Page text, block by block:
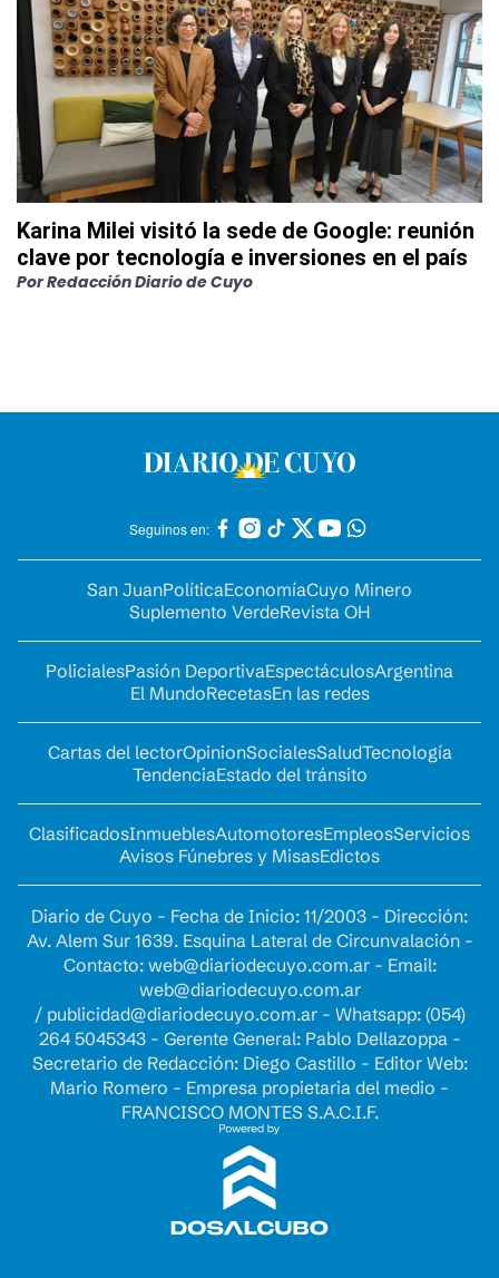
Karina Milei visitó la sede de Google: reunión
clave por tecnología e inversiones en el país
PorRedacción Diario de Cuyo
Seguinos en:
San JuanPolíticaEconomíaCuyo Minero
Suplemento VerdeRevista OH
PolicialesPasión DeportivaEspectáculosArgentina
El MundoRecetasEn las redes
Cartas del lectorOpinionSocialesSaludTecnología
TendenciaEstado del tránsito
ClasificadosInmueblesAutomotoresEmpleosServicios
Avisos Fúnebres y MisasEdictos
Diario de Cuyo - Fecha de Inicio: 11/2003 - Dirección:
Av. Alem Sur 1639. Esquina Lateral de Circunvalación -
Contacto: web@diariodecuyo.com.ar- Email:
web@diariodecuyo.com.ar
/ publicidad@diariodecuyo.com.ar- Whatsapp: (054)
264 5045343 - Gerente General: Pablo Dellazoppa -
Secretario de Redacción: Diego Castillo - Editor Web:
Mario Romero - Empresa propietaria del medio -
FRANCISCO MONTES S.A.C.I.F.